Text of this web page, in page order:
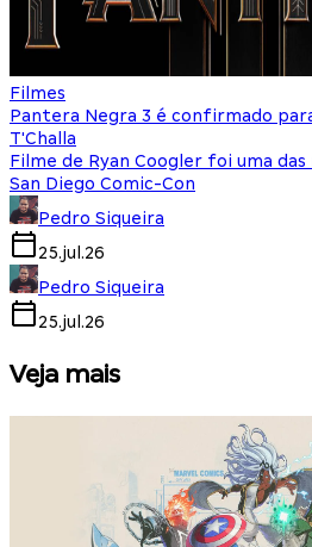
Filmes
Pantera Negra 3 é confirmado
T'Challa
Filme de Ryan Coogler foi uma
San Diego Comic-Con
Pedro Siqueira
25.jul.26
Pedro Siqueira
25.jul.26
Veja mais